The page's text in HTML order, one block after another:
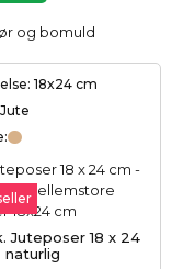
18x24 cm
Juteposer 18 x 24
naturlig